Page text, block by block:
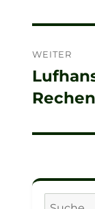
WEITER
Nächster
Beitrag:
Suche